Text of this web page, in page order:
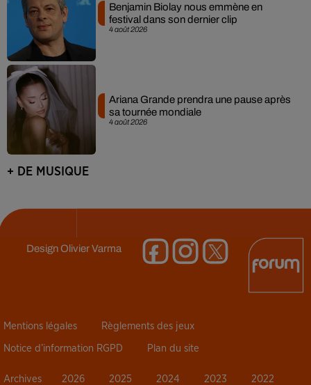
4 août 2026
Benjamin Biolay nous emmène en
festival dans son dernier clip
4 août 2026
Ariana Grande prendra une pause après
sa tournée mondiale
+ DE MUSIQUE
DesignOlivier Varma
Mentions légales Règlements des jeux
Notice d’information RGPD Plan du site
Archives 2026 2025 2024 2023 2022